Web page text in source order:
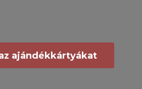
ajándékkártyákat